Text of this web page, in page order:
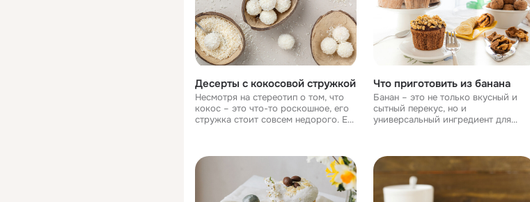
Десерты с кокосовой стружкой
Несмотря на стереотип о том, что
кокос – это что-то роскошное, его
стружка стоит совсем недорого. Её
Что приготовить из банана
Банан – это не только вкусный и
сытный перекус, но и
универсальный ингредиент для
артериальное давление и помогаю